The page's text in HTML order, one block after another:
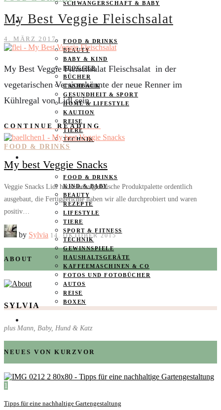
SCHWANGERSCHAFT & BABY
PRODUKTTESTER GESUCHT
FOOD & DRINKS
BEAUTY
BABY & KIND
BLOGGER
BÜCHER
CASHBACK
GESUNDHEIT & SPORT
HOME & LIFESTYLE
KAUTION
REISE
TIERE
TECHNIK
FOOD & DRINKS
KIND & BABY
BEAUTY
REZEPTE
LIFESTYLE
TIERE
SPORT & FITNESS
TECHNIK
GEWINNSPIELE
HAUSHALTSGERÄTE
KAFFEEMASCHINEN & CO
FOTOS UND FOTOBÜCHER
AUTOS
REISE
BOXEN
My Best Veggie Fleischsalat
4. MÄRZ 2017
My Best Veggie Fleischsalat Fleischsalat in der
vegetarischen Version könnte der neue Renner im
Kühlregal von Lidl sein.
CONTINUE READING
FOOD & DRINKS
My best Veggie Snacks
Veggie Snacks Lidl hat seine vegetarische Produktpalette ordentlich
ausgebaut, die Fertiggerichte haben wir alle durchprobiert und waren
positiv…
by Sylvia 14. OKTOBER 2015
ABOUT
SYLVIA
plus Mann, Baby, Hund & Katz
NEUES VON KURZVOR
1
Tipps für eine nachhaltige Gartengestaltung